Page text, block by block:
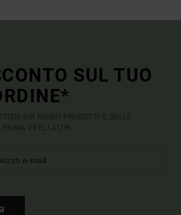
SUL TUO
SUI NUOVI PRODOTTI E SULLE
DEGLI ALTRI.